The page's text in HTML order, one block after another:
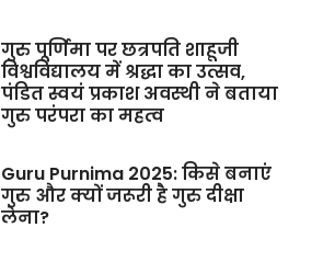
गुरु पूर्णिमा पर छत्रपति शाहूजी
विश्वविद्यालय में श्रद्धा का उत्सव,
पंडित स्वयं प्रकाश अवस्थी ने बताया
गुरु परंपरा का महत्व
Guru Purnima 2025: किसे बनाएं
गुरु और क्यों जरूरी है गुरु दीक्षा
लेना?